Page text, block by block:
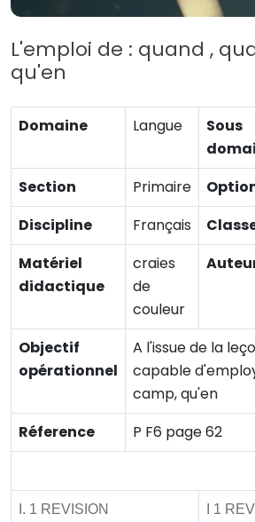
L'emploi de : quand ,
qu'en
Domaine Langue
Sous
Section Primaire
Discipline
Français
Matériel
didactique
craies
de
couleur
Objectif
opérationnel
A l'issue de la
capable
camp, qu'en
Réference
P F6 page 62
I. 1 REVISION I 1